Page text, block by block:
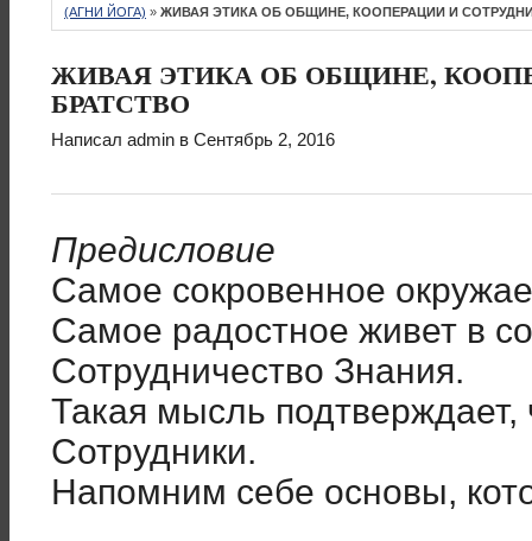
(АГНИ ЙОГА) » ЖИВАЯ ЭТИКА ОБ ОБЩИНЕ, КООПЕРАЦИИ И
ЖИВАЯ ЭТИКА ОБ ОБЩИНЕ,
БРАТСТВО
Написал admin в Сентябрь 2, 2016
Предисловие
Самое сокровенное
Самое радостное живет в
Сотрудничество Знания.
Такая мысль подтверждает,
Сотрудники.
Напомним себе основы,